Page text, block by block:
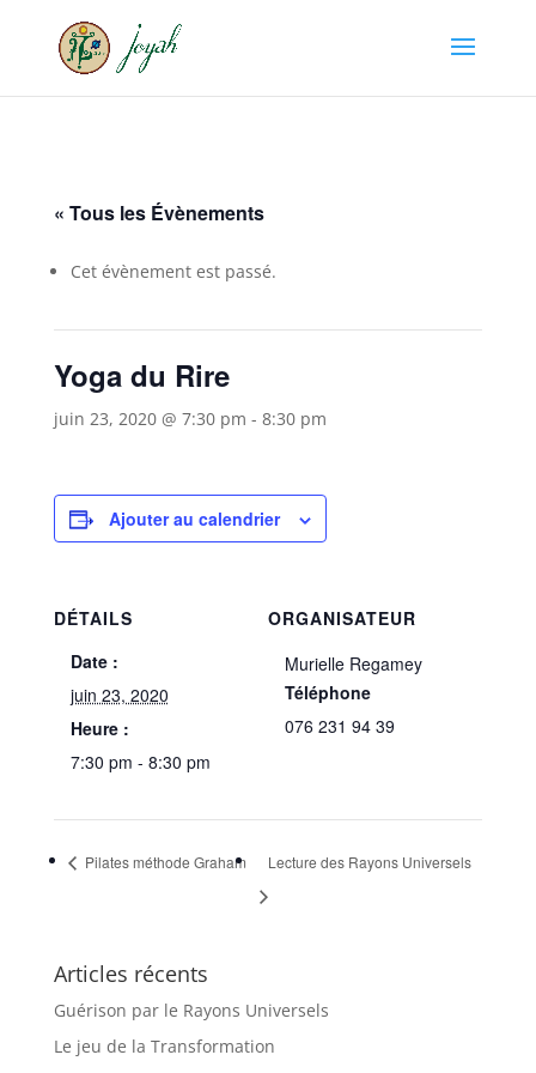
« Tous les Évènements
Cet évènement est passé.
Yoga du Rire
juin 23, 2020 @ 7:30 pm - 8:30 pm
Ajouter au calendrier
DÉTAILS
Date :
juin 23, 2020
Heure :
7:30 pm - 8:30 pm
ORGANISATEUR
Murielle Regamey
Téléphone
076 231 94 39
Pilates méthode Graham Lecture des Rayons Universels
Articles récents
Guérison par le Rayons Universels
Le jeu de la Transformation